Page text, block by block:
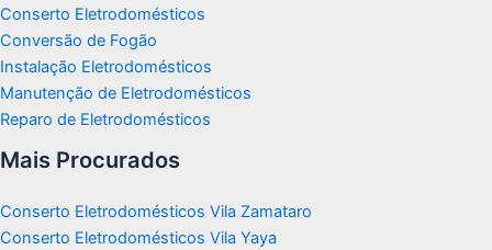
Conserto Eletrodomésticos
Conversão de Fogão
Instalação Eletrodomésticos
Manutenção de Eletrodomésticos
Reparo de Eletrodomésticos
Mais Procurados
Conserto Eletrodomésticos Vila Zamataro
Conserto Eletrodomésticos Vila Yaya